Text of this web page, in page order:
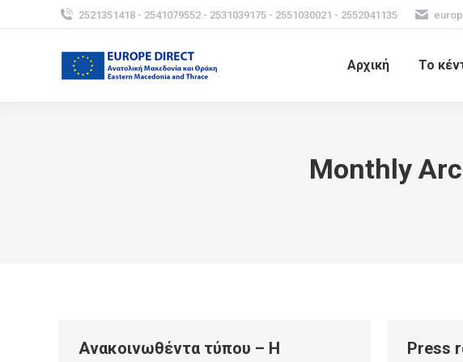
2521351418 - 2541079552 - 2531039175 - 2551030021 - 2552041135
Αρχική Το
Monthly
Ανακοινωθέντα τύπου – Η
Press